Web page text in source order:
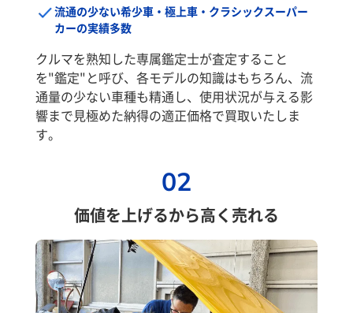
流通の少ない希少車・極上車・クラシックスーパー
カーの実績多数
クルマを熟知した専属鑑定士が査定すること
を"鑑定"と呼び、各モデルの知識はもちろん、流
通量の少ない車種も精通し、使用状況が与える影
響まで見極めた納得の適正価格で買取いたしま
す。
02
価値を上げるから高く売れる